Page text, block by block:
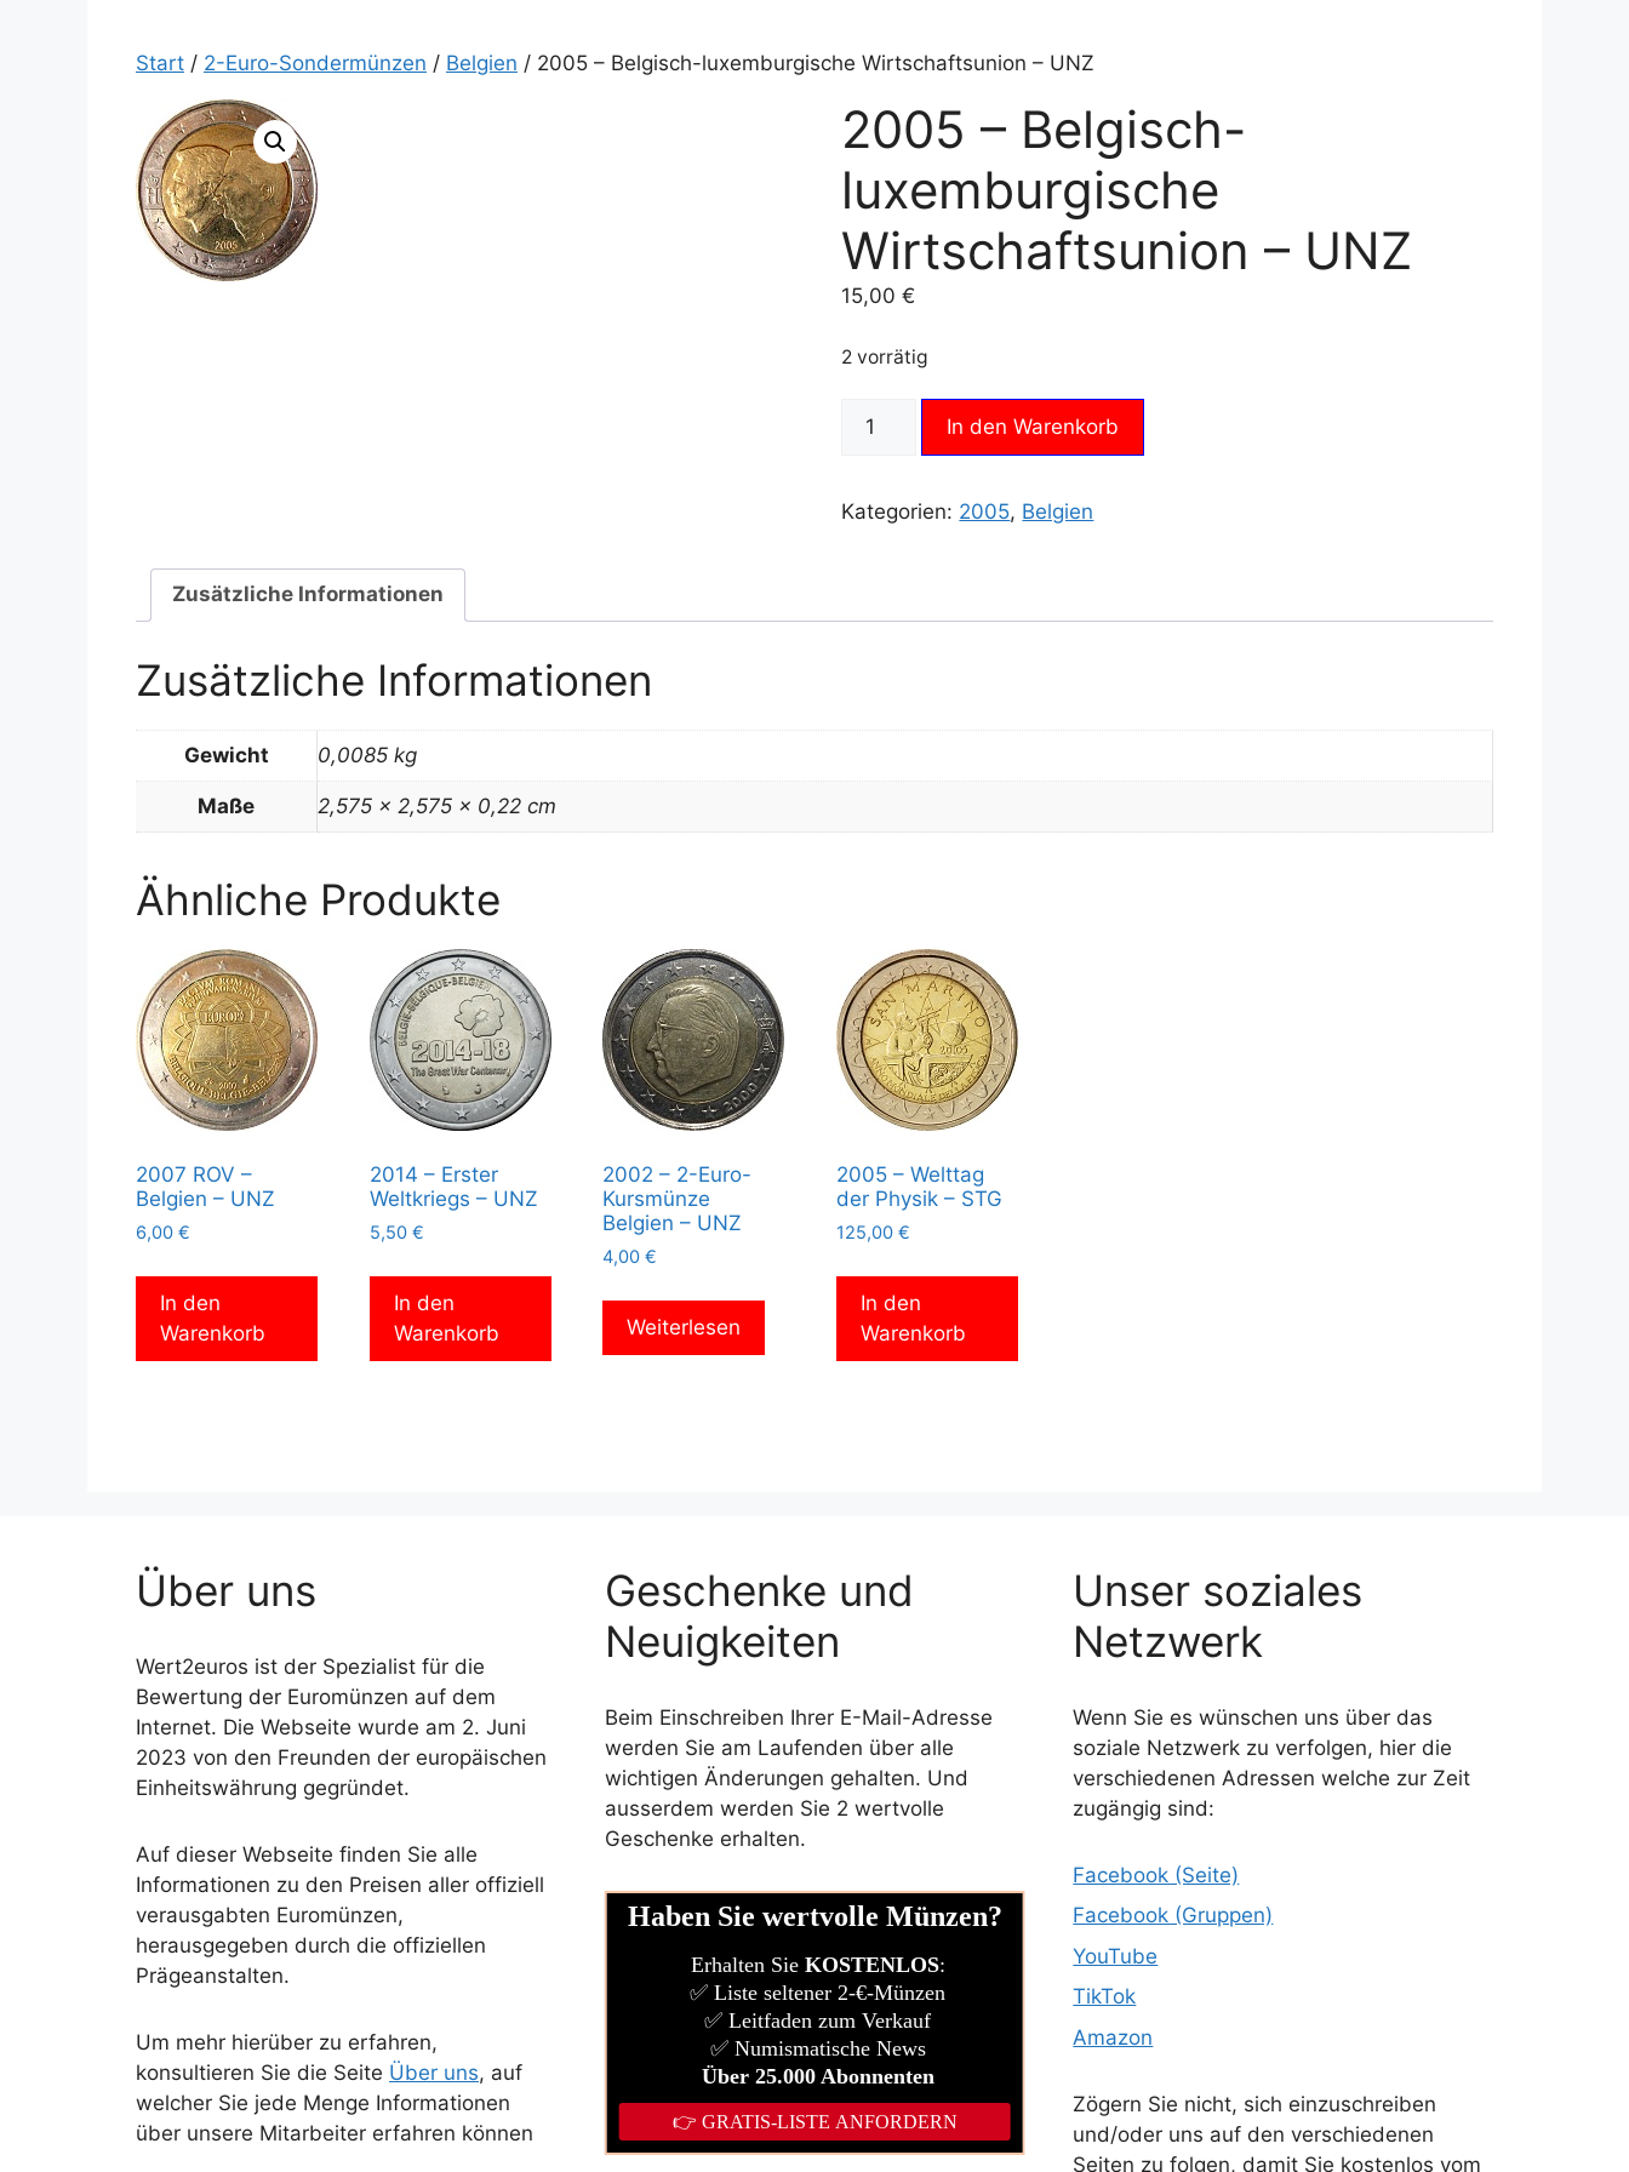
Start / 2-Euro-Sondermünzen / Belgien / 2005 – Belgisch-luxemburgische Wirtschaftsunion – UNZ
2005 – Belgisch-
luxemburgische
Wirtschaftsunion – UNZ
15,00€
2 vorrätig
luxemburgische
Menge
In den Warenkorb
Kategorien: 2005, Belgien
Zusätzliche Informationen
Zusätzliche Informationen
Gewicht 0,0085 kg
Maße 2,575 × 2,575 × 0,22 cm
Ähnliche Produkte
2007 ROV –
Belgien – UNZ
6,00 €
In den
Warenkorb
2014 – Erster
Weltkriegs – UNZ
5,50 €
In den
Warenkorb
2002 – 2-Euro-
Kursmünze
Belgien – UNZ
4,00€
Weiterlesen
2005 – Welttag
der Physik – STG
125,00 €
In den
Warenkorb
Über uns
Wert2euros ist der Spezialist für die
Bewertung der Euromünzen auf dem
Internet. Die Webseite wurde am 2. Juni
2023 von den Freunden der europäischen
Einheitswährung gegründet.
Auf dieser Webseite finden Sie alle
Informationen zu den Preisen aller offiziell
verausgabten Euromünzen,
herausgegeben durch die offiziellen
Prägeanstalten.
Um mehr hierüber zu erfahren,
konsultieren Sie die Seite Über uns, auf
welcher Sie jede Menge Informationen
über unsere Mitarbeiter erfahren können
Geschenke und
Neuigkeiten
Beim Einschreiben Ihrer E-Mail-Adresse
werden Sie am Laufenden über alle
wichtigen Änderungen gehalten. Und
ausserdem werden Sie 2 wertvolle
Geschenke erhalten.
Unser soziales
Netzwerk
Wenn Sie es wünschen uns über das
soziale Netzwerk zu verfolgen, hier die
verschiedenen Adressen welche zur Zeit
zugängig sind:
Facebook (Seite)
Facebook (Gruppen)
YouTube
TikTok
Amazon
Zögern Sie nicht, sich einzuschreiben
und/oder uns auf den verschiedenen
Seiten zu folgen, damit Sie kostenlos vom